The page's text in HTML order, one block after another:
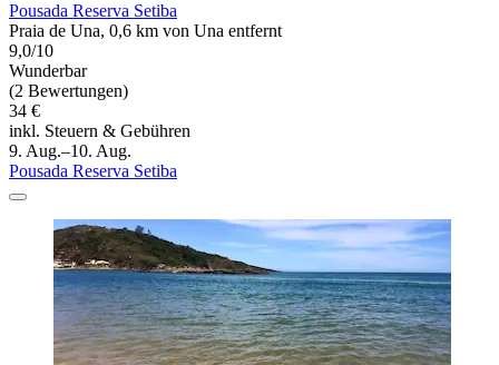
Pousada Reserva Setiba
Praia de Una, 0,6 km von Una entfernt
9,0/10
Wunderbar
(2 Bewertungen)
34 €
inkl. Steuern & Gebühren
9. Aug.–10. Aug.
Pousada Reserva Setiba